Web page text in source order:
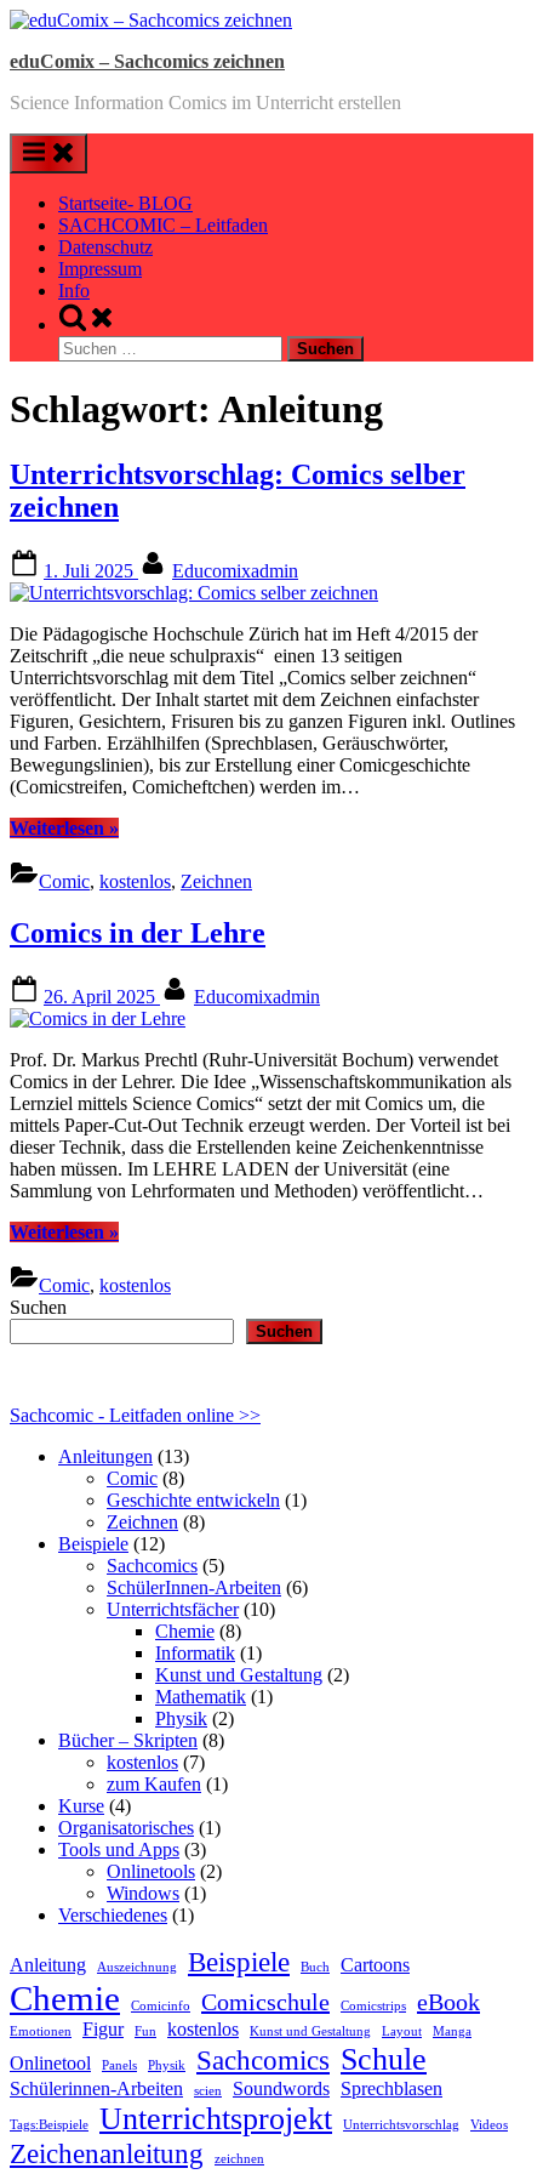
Skip
content
eduComix – Sachcomics zeichnen
Science Information Comics im Unterricht erstellen
Startseite- BLOG
SACHCOMIC – Leitfaden
Datenschutz
Impressum
Info
Toggle
search
form
Suchen
nach:
Schlagwort: Anleitung
Unterrichtsvorschlag: Comics selber
zeichnen
on
1. Juli 2025 Educomixadmin
Die Pädagogische Hochschule Zürich hat im Heft 4/2015 der
Zeitschrift „die neue schulpraxis“ einen 13 seitigen
Unterrichtsvorschlag mit dem Titel „Comics selber zeichnen“
veröffentlicht. Der Inhalt startet mit dem Zeichnen einfachster
Figuren, Gesichtern, Frisuren bis zu ganzen Figuren inkl. Outlines
und Farben. Erzählhilfen (Sprechblasen, Geräuschwörter,
Bewegungslinien), bis zur Erstellung einer Comicgeschichte
(Comicstreifen, Comicheftchen) werden im…
Weiterlesen “Unterrichtsvorschlag:
selber
zeichnen”
»
Comic, kostenlos, Zeichnen
Comics in der Lehre
on
26. April 2025 Educomixadmin
Prof. Dr. Markus Prechtl (Ruhr-Universität Bochum) verwendet
Comics in der Lehrer. Die Idee „Wissenschaftskommunikation als
Lernziel mittels Science Comics“ setzt der mit Comics um, die
mittels Paper-Cut-Out Technik erzeugt werden. Der Vorteil ist bei
dieser Technik, dass die Erstellenden keine Zeichenkenntnisse
haben müssen. Im LEHRE LADEN der Universität (eine
Sammlung von Lehrformaten und Methoden) veröffentlicht…
Weiterlesen “Comics
Lehre”
»
Comic, kostenlos
Suchen
Suchen
Sachcomic - Leitfaden online >>
Anleitungen (13)
Comic (8)
Geschichte entwickeln (1)
Zeichnen (8)
Beispiele (12)
Sachcomics (5)
SchülerInnen-Arbeiten (6)
Unterrichtsfächer(10)
Chemie (8)
Informatik (1)
Kunst und Gestaltung (2)
Mathematik (1)
Physik (2)
Bücher – Skripten (8)
kostenlos (7)
zum Kaufen (1)
Kurse (4)
Organisatorisches (1)
Tools und Apps (3)
Onlinetools (2)
Windows (1)
Verschiedenes (1)
Anleitung Auszeichnung Beispiele Buch Cartoons
Chemie Comicinfo Comicschule Comicstrips eBook
Emotionen Figur Fun kostenlos Kunst und Gestaltung Layout Manga
Onlinetool Panels Physik Sachcomics Schule
Schülerinnen-Arbeiten scien Soundwords Sprechblasen
Tags:Beispiele Unterrichtsprojekt Unterrichtsvorschlag Videos
Zeichenanleitung zeichnen